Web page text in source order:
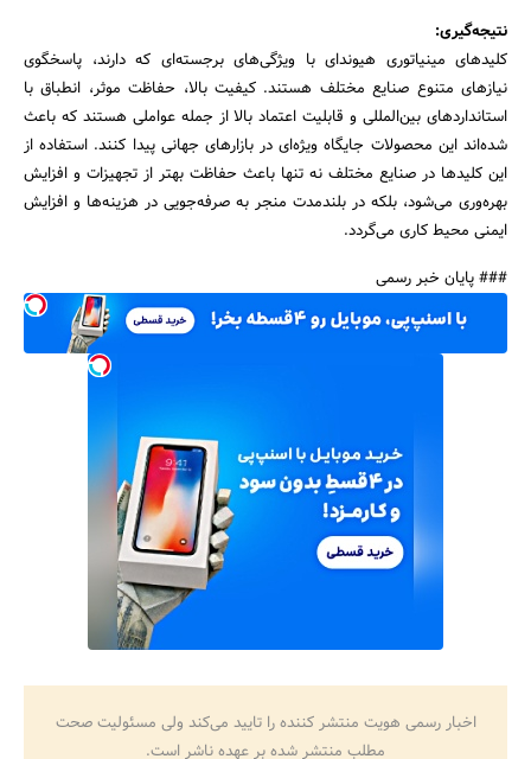
نتیجه‌گیری:
کلیدهای مینیاتوری هیوندای با ویژگی‌های برجسته‌ای که دارند، پاسخگوی
نیازهای متنوع صنایع مختلف هستند. کیفیت بالا، حفاظت موثر، انطباق با
استانداردهای بین‌المللی و قابلیت اعتماد بالا از جمله عواملی هستند که باعث
شده‌اند این محصولات جایگاه ویژه‌ای در بازارهای جهانی پیدا کنند. استفاده از
این کلیدها در صنایع مختلف نه تنها باعث حفاظت بهتر از تجهیزات و افزایش
بهره‌وری می‌شود، بلکه در بلندمدت منجر به صرفه‌جویی در هزینه‌ها و افزایش
ایمنی محیط کاری می‌گردد.
### پایان خبر رسمی
اخبار رسمی هویت منتشر کننده را تایید می‌کند ولی مسئولیت صحت
مطلب منتشر شده بر عهده ناشر است.